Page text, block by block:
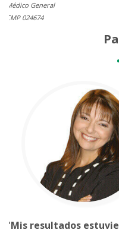
Médico General
CMP 024674
"Mis resultados